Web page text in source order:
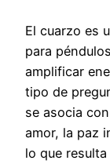
El cuarzo es
para
amplificar
tipo de
se asocia
amor, la paz
lo que